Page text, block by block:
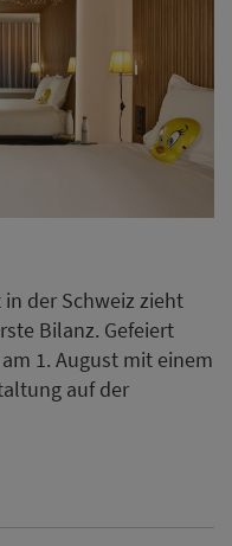
der Schweiz zieht
Bilanz. Gefeiert
1. August mit einem
auf der